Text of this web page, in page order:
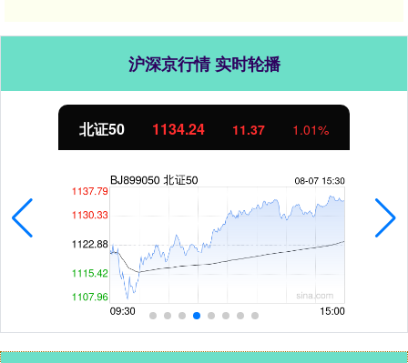
沪深京行情 实时轮播
北证50 1134.24 11.37 1.01%